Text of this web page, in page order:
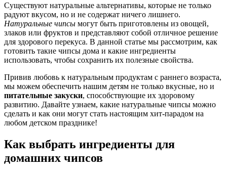
Существуют натуральные альтернативы, которые не только
радуют вкусом, но и не содержат ничего лишнего.
Натуральные чипсы могут быть приготовлены из овощей,
злаков или фруктов и представляют собой отличное решение
для здорового перекуса. В данной статье мы рассмотрим, как
готовить такие чипсы дома и какие ингредиенты
использовать, чтобы сохранить их полезные свойства.
Привив любовь к натуральным продуктам с раннего возраста,
мы можем обеспечить нашим детям не только вкусные, но и
питательные закуски, способствующие их здоровому
развитию. Давайте узнаем, какие натуральные чипсы можно
сделать и как они могут стать настоящим хит-парадом на
любом детском празднике!
Как выбрать ингредиенты для
домашних чипсов